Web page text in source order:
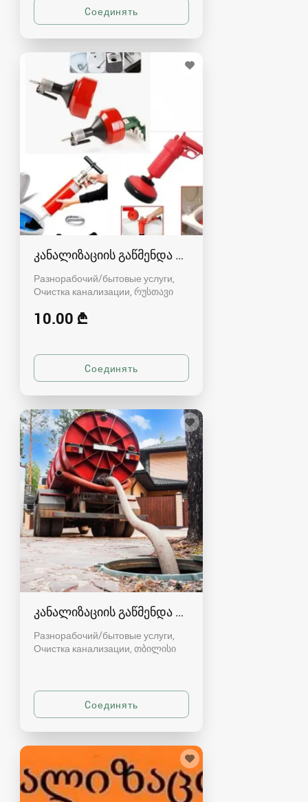
კანალიზაციის გაწმენდა რუსთავში - 591004680
Разнорабочий/бытовые услуги,
Очистка канализации რუსთავი
10.00 ₾
კანალიზაციის გაწმენდა თბილისი 557554000
Разнорабочий/бытовые услуги,
Очистка канализации თბილისი